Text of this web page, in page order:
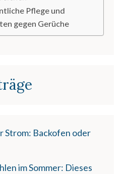
Pflege und
gegen Gerüche
Strom: Backofen oder
im Sommer: Dieses